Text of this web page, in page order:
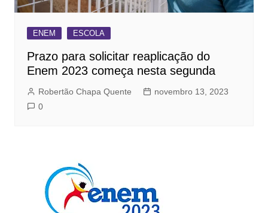
ENEM ESCOLA
Prazo para solicitar reaplicação do
Enem 2023 começa nesta segunda
Robertão Chapa Quente
novembro 13, 2023
0